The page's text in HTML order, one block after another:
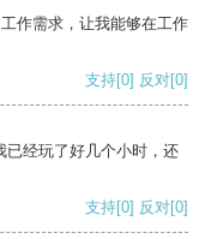
作需求，让我能够在工作
支持[0] 反对[0]
已经玩了好几个小时，还
支持[0] 反对[0]